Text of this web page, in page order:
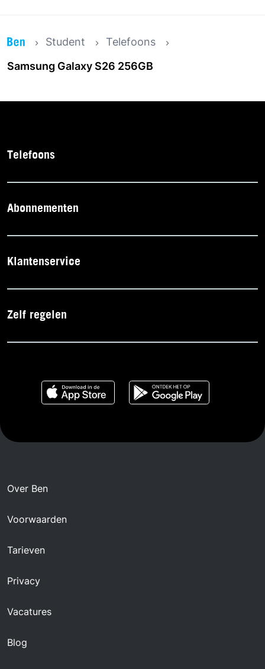
Student
Telefoons
Samsung Galaxy S26 256GB
Telefoons
Abonnementen
Klantenservice
Zelf regelen
Over Ben
Voorwaarden
Tarieven
Privacy
Vacatures
Blog